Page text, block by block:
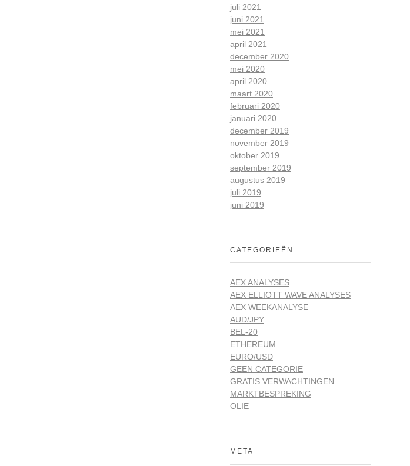
juli 2021
juni 2021
mei 2021
april 2021
december 2020
mei 2020
april 2020
maart 2020
februari 2020
januari 2020
december 2019
november 2019
oktober 2019
september 2019
augustus 2019
juli 2019
juni 2019
CATEGORIEËN
AEX ANALYSES
AEX ELLIOTT WAVE ANALYSES
AEX WEEKANALYSE
AUD/JPY
BEL-20
ETHEREUM
EURO/USD
GEEN CATEGORIE
GRATIS VERWACHTINGEN
MARKTBESPREKING
OLIE
META